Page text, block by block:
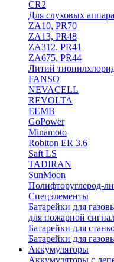
CR2
Для слуховых
ZA10, PR70
ZA13, PR48
ZA312, PR41
ZA675, PR44
Литий
FANSO
NEVACELL
REVOLTA
EEMB
GoPower
Minamoto
Robiton ER 3.6
Saft LS
TADIRAN
SunMoon
Полифторуглерод-
Спецэлементы
Батарейки для
для пожарной
Батарейки для
Батарейки для
Аккумуляторы
Аккумуляторы с